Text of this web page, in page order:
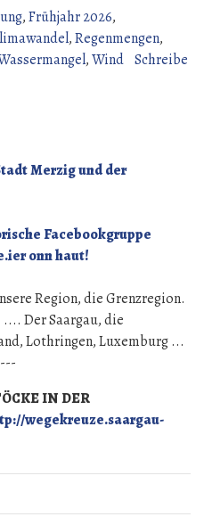
,Frühjahr 2026,
,Regenmengen,
,Wind Schreibe
Merzig und der
Facebookgruppe
onn haut!
Region, die Grenzregion.
Der Saargau, die
Lothringen, Luxemburg ...
IN DER
wegekreuze.saargau-